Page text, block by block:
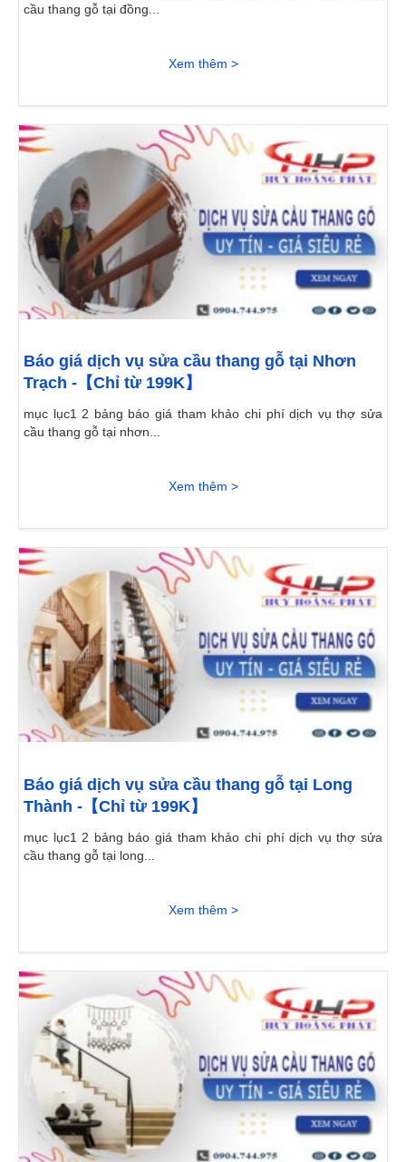
cầu thang gỗ tại đồng...
Xem thêm >
Báo giá dịch vụ sửa cầu thang gỗ tại Nhơn
Trạch -【Chỉ từ 199K】
mục lục1 2 bảng báo giá tham khảo chi phí dịch vụ thợ sửa
cầu thang gỗ tại nhơn...
Xem thêm >
Báo giá dịch vụ sửa cầu thang gỗ tại Long
Thành -【Chỉ từ 199K】
mục lục1 2 bảng báo giá tham khảo chi phí dịch vụ thợ sửa
cầu thang gỗ tại long...
Xem thêm >